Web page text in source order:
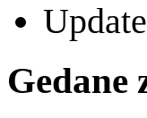
Gedane